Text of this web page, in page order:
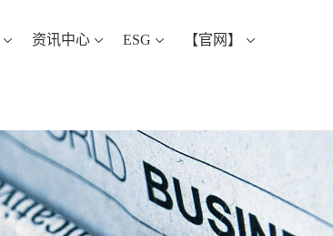
资讯中心 ESG 【官网】